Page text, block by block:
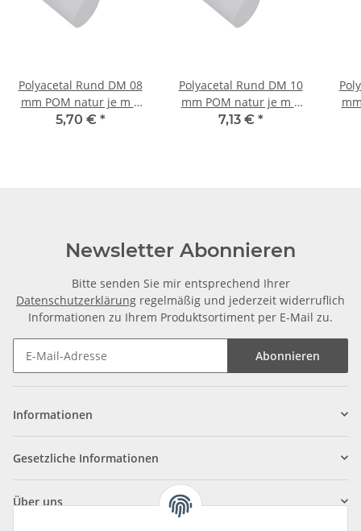
Polyacetal Rund DM 08
mm POM natur je m ±
5mm
5,70 € *
Polyacetal Rund DM 10
mm POM natur je m ±
5mm
7,13 € *
Newsletter Abonnieren
Bitte senden Sie mir entsprechend Ihrer
Datenschutzerklärung regelmäßig und jederzeit widerruflich
Informationen zu Ihrem Produktsortiment per E-Mail zu.
Abonnieren
Informationen
Gesetzliche Informationen
Über uns